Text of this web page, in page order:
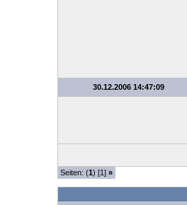
30.12.2006 14:47:09
Seiten: (1) [1] »